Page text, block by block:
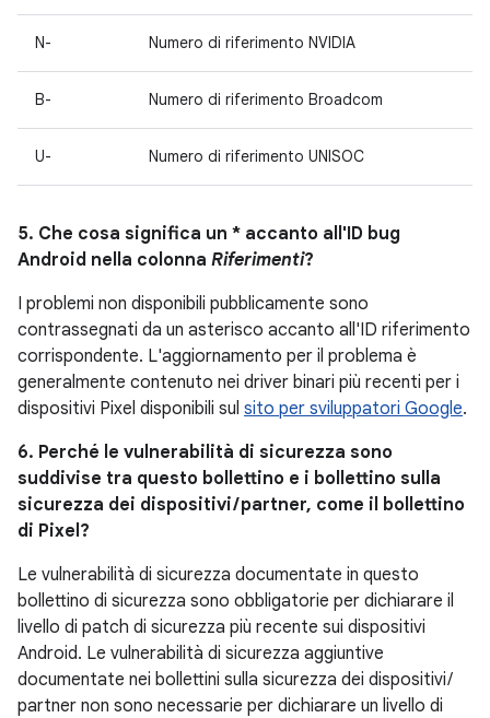
N- Numero di riferimento NVIDIA
B- Numero di riferimento Broadcom
U- Numero di riferimento UNISOC
5. Che cosa significa un * accanto all'ID bug
Android nella colonna Riferimenti?
I problemi non disponibili pubblicamente sono
contrassegnati da un asterisco accanto all'ID riferimento
corrispondente. L'aggiornamento per il problema è
generalmente contenuto nei driver binari più recenti per i
dispositivi Pixel disponibili sul sito per sviluppatori Google.
6. Perché le vulnerabilità di sicurezza sono
suddivise tra questo bollettino e i bollettino sulla
sicurezza dei dispositivi / partner, come il bollettino
di Pixel?
Le vulnerabilità di sicurezza documentate in questo
bollettino di sicurezza sono obbligatorie per dichiarare il
livello di patch di sicurezza più recente sui dispositivi
Android. Le vulnerabilità di sicurezza aggiuntive
documentate nei bollettini sulla sicurezza dei dispositivi /
partner non sono necessarie per dichiarare un livello di